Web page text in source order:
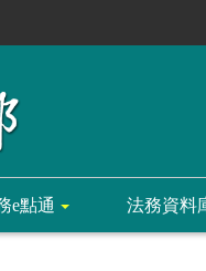
e點通 法務資料